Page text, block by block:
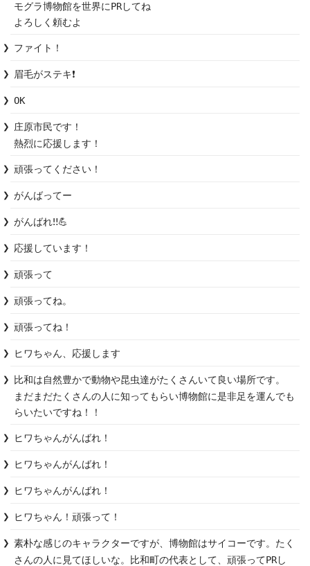
モグラ博物館を世界にPRしてね
よろしく頼むよ
ファイト！
眉毛がステキ❗
OK
庄原市民です！
熱烈に応援します！
頑張ってください！
がんばってー
がんばれ‼️💪
応援しています！
頑張って
頑張ってね。
頑張ってね！
ヒワちゃん、応援します
比和は自然豊かで動物や昆虫達がたくさんいて良い場所です。
まだまだたくさんの人に知ってもらい博物館に是非足を運んでも
らいたいですね！！
ヒワちゃんがんばれ！
ヒワちゃんがんばれ！
ヒワちゃんがんばれ！
ヒワちゃん！頑張って！
素朴な感じのキャラクターですが、博物館はサイコーです。たく
さんの人に見てほしいな。比和町の代表として、頑張ってPRし